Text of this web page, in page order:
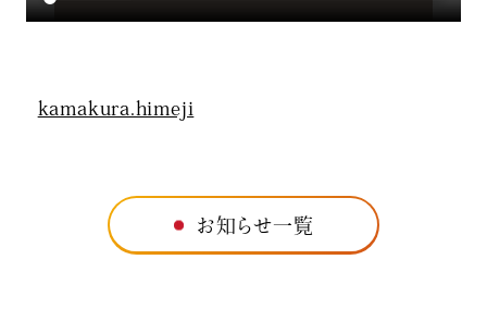
kamakura.himeji
お知らせ一覧